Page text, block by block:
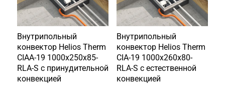
Внутрипольный
конвектор Helios Therm
CIAA-19 1000x250x85-
RLA-S с принудительной
конвекцией
Внутрипольный
конвектор Helios Therm
CIA-19 1000x260x80-
RLA-S с естественной
конвекцией